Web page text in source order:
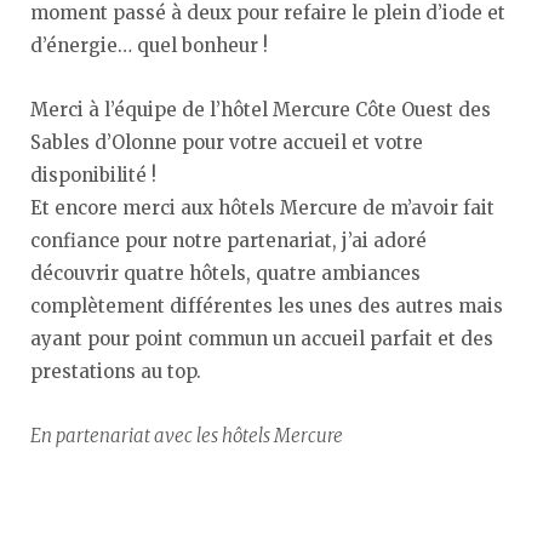
moment passé à deux pour refaire le plein d’iode et
d’énergie… quel bonheur !
Merci à l’équipe de l’hôtel Mercure Côte Ouest des
Sables d’Olonne pour votre accueil et votre
disponibilité !
Et encore merci aux hôtels Mercure de m’avoir fait
confiance pour notre partenariat, j’ai adoré
découvrir quatre hôtels, quatre ambiances
complètement différentes les unes des autres mais
ayant pour point commun un accueil parfait et des
prestations au top.
En partenariat avec les hôtels Mercure